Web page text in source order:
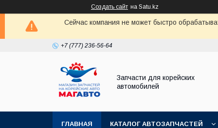
Создать сайт на Satu.kz
Сейчас компания не может быстро
+7 (777) 236-56-64
Запчасти для корейских
автомобилей
ГЛАВНАЯ КАТАЛОГ АВТОЗАПЧАСТЕЙ